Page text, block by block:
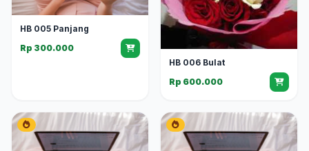
HB 005 Panjang
Rp 300.000
HB 006 Bulat
Rp 600.000